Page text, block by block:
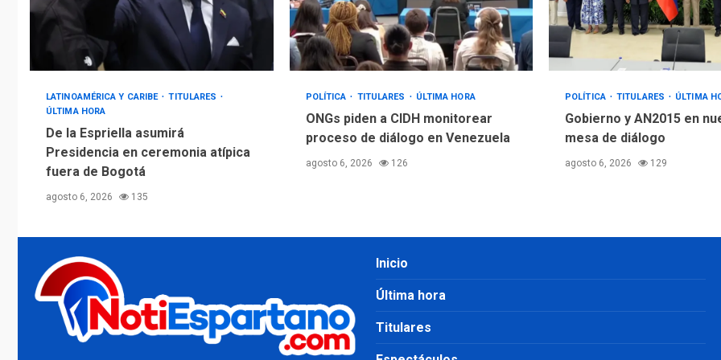
LATINOAMÉRICA Y CARIBE
TITULARES
ÚLTIMA HORA
De la Espriella asumirá
Presidencia en ceremonia atípica
fuera de Bogotá
agosto 6, 2026 135
POLÍTICA TITULARES ÚLTIMA HORA
ONGs piden a CIDH monitorear
proceso de diálogo en Venezuela
agosto 6, 2026 126
POLÍTICA TITULARES ÚLTIMA
Gobierno y AN2015 en
mesa de diálogo
agosto 6, 2026 129
Inicio
Última hora
Titulares